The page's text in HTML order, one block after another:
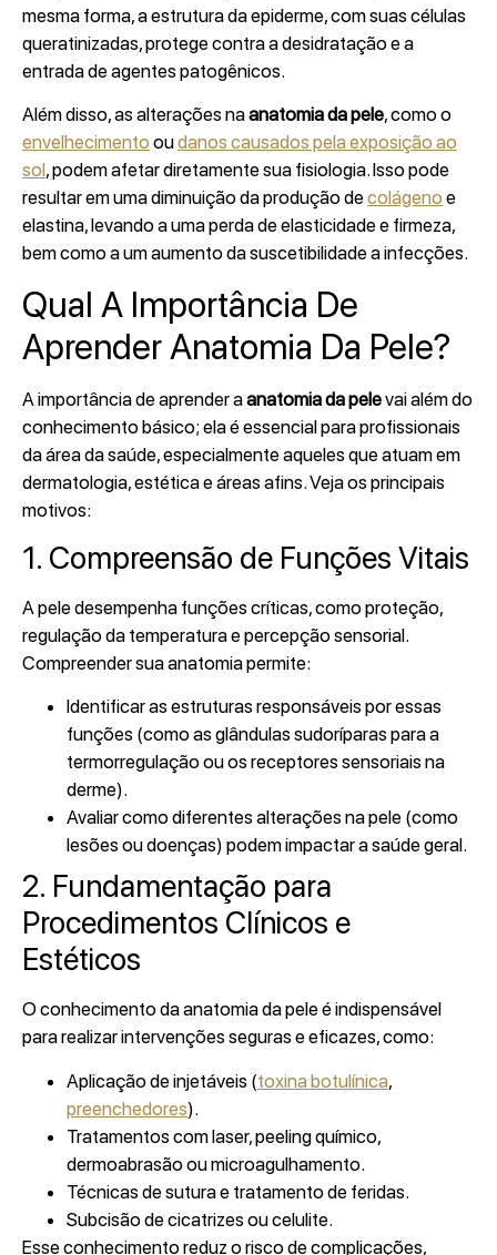
mesma forma, a estrutura da epiderme, com suas células
queratinizadas, protege contra a desidratação e a
entrada de agentes patogênicos.
Além disso, as alterações naanatomia da pele, como o
envelhecimento oudanos causados pela exposição ao
sol, podem afetar diretamente sua fisiologia. Isso pode
resultar em uma diminuição da produção decolágeno e
elastina, levando a uma perda de elasticidade e firmeza,
bem como a um aumento da suscetibilidade a infecções.
Qual A Importância De
Aprender Anatomia Da Pele?
A importância de aprender aanatomia da pelevai além do
conhecimento básico; ela é essencial para profissionais
da área da saúde, especialmente aqueles que atuam em
dermatologia, estética e áreas afins. Veja os principais
motivos:
1. Compreensão de Funções Vitais
A pele desempenha funções críticas, como proteção,
regulação da temperatura e percepção sensorial.
Compreender sua anatomia permite:
Identificar as estruturas responsáveis por essas
funções (como as glândulas sudoríparas para a
termorregulação ou os receptores sensoriais na
derme).
Avaliar como diferentes alterações na pele (como
lesões ou doenças) podem impactar a saúde geral.
2. Fundamentação para
Procedimentos Clínicos e
Estéticos
O conhecimento da anatomia da pele é indispensável
para realizar intervenções seguras e eficazes, como:
Aplicação de injetáveis (toxina botulínica,
preenchedores).
Tratamentos com laser, peeling químico,
dermoabrasão ou microagulhamento.
Técnicas de sutura e tratamento de feridas.
Subcisão de cicatrizes ou celulite.
Esse conhecimento reduz o risco de complicações,